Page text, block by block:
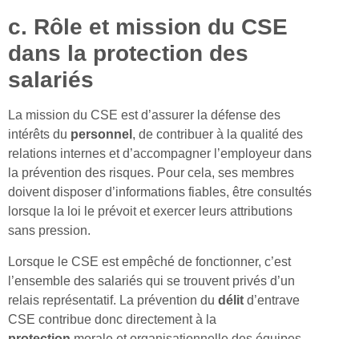
c. Rôle et mission du CSE
dans la protection des
salariés
La mission du CSE est d’assurer la défense des
intérêts du personnel , de contribuer à la qualité des
relations internes et d’accompagner l’employeur dans
la prévention des risques. Pour cela, ses membres
doivent disposer d’informations fiables, être consultés
lorsque la loi le prévoit et exercer leurs attributions
sans pression.
Lorsque le CSE est empêché de fonctionner, c’est
l’ensemble des salariés qui se trouvent privés d’un
relais représentatif. La prévention du délit d’entrave
CSE contribue donc directement à la